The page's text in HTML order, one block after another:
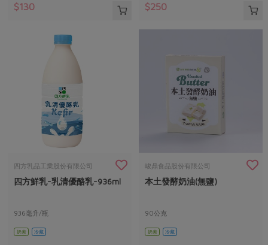
$130 $250
四方乳品工業股份有限公司
四方鮮乳-乳清優酪乳-936ml
936毫升/瓶
奶素 冷藏
峻鼎食品股份有限公司
本土發酵奶油(無鹽)
90公克
奶素 冷藏